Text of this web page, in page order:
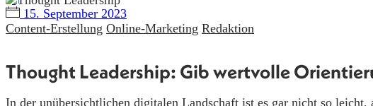
15. September 2023
Content-Erstellung Online-Marketing Redaktion
Thought Leadership: Gib wertvolle
In der unübersichtlichen digitalen Landschaft ist es gar nicht so